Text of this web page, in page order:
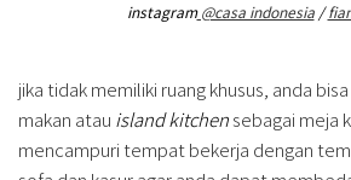
instagram@casa indonesia/
jika tidak memiliki ruang khusus, anda
makan atau island kitchensebagai meja
mencampuri tempat bekerja dengan